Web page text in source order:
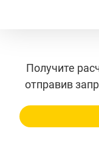
Получите
отправив